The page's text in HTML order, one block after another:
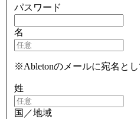
パスワード
名
※Abletonのメールに宛名とし
姓
国／地域